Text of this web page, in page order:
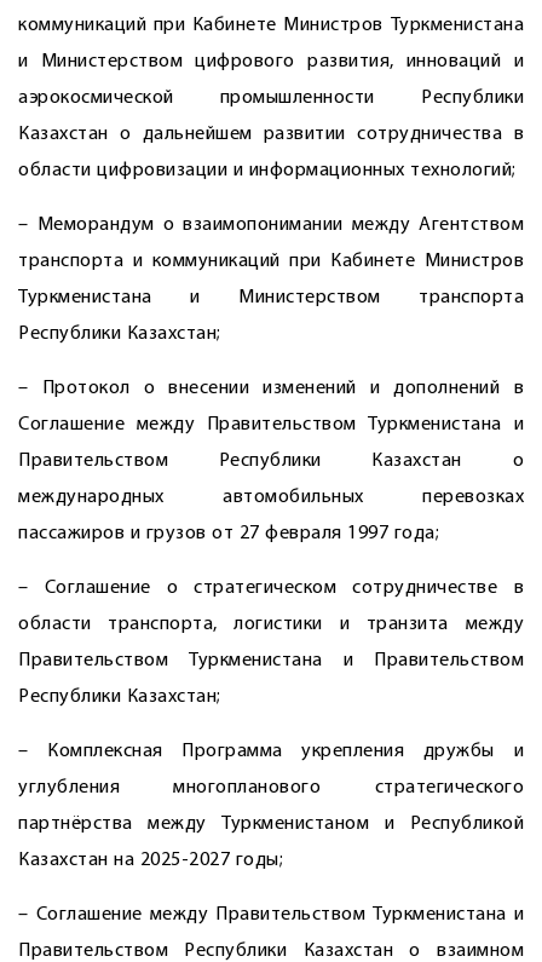
коммуникаций при Кабинете Министров Туркменистана
и Министерством цифрового развития, инноваций и
аэрокосмической промышленности Республики
Казахстан о дальнейшем развитии сотрудничества в
области цифровизации и информационных технологий;
– Меморандум о взаимопонимании между Агентством
транспорта и коммуникаций при Кабинете Министров
Туркменистана и Министерством транспорта
Республики Казахстан;
– Протокол о внесении изменений и дополнений в
Соглашение между Правительством Туркменистана и
Правительством Республики Казахстан о
международных автомобильных перевозках
пассажиров и грузов от 27 февраля 1997 года;
– Соглашение о стратегическом сотрудничестве в
области транспорта, логистики и транзита между
Правительством Туркменистана и Правительством
Республики Казахстан;
– Комплексная Программа укрепления дружбы и
углубления многопланового стратегического
партнёрства между Туркменистаном и Республикой
Казахстан на 2025-2027 годы;
– Соглашение между Правительством Туркменистана и
Правительством Республики Казахстан о взаимном